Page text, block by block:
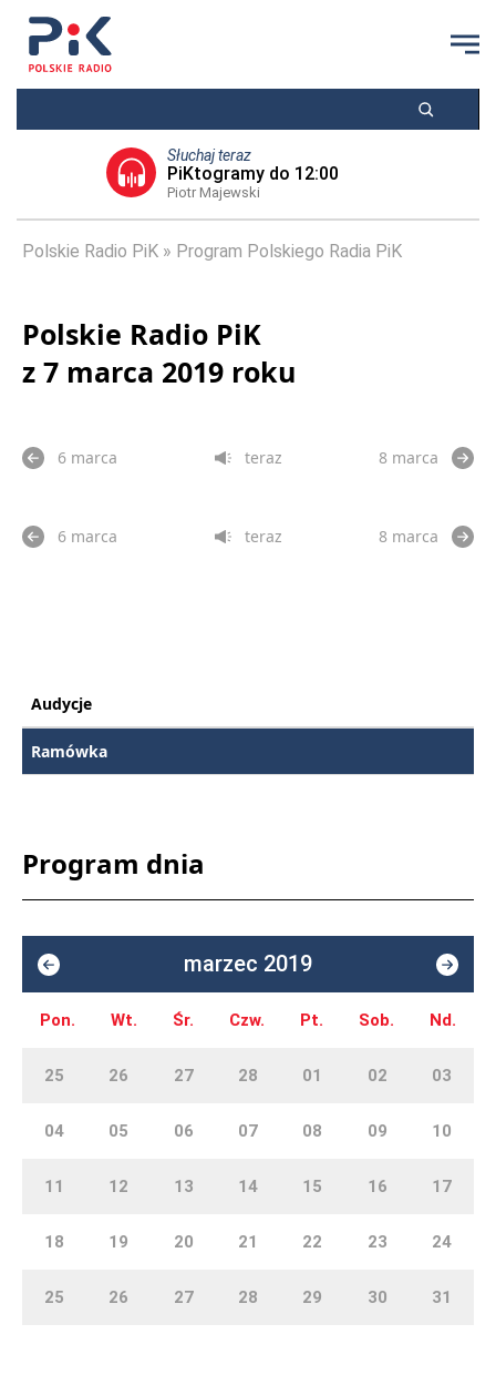
Słuchaj teraz
PiKtogramy do 12:00
Piotr Majewski
Polskie Radio PiK Program Polskiego Radia PiK
Polskie Radio PiK
z 7 marca 2019 roku
6 marca teraz 8 marca
6 marca teraz 8 marca
Audycje
Ramówka
Program dnia
marzec 2019
Pon. Wt. Śr. Czw. Pt. Sob. Nd.
25 26 27 28 01 02 03
04 05 06 07 08 09 10
11 12 13 14 15 16 17
18 19 20 21 22 23 24
25 26 27 28 29 30 31